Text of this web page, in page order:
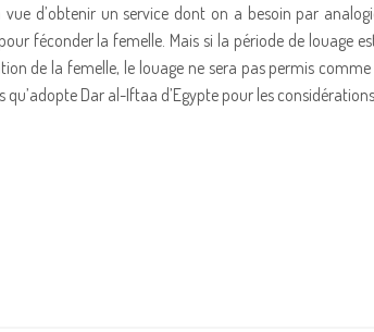
vue d’obtenir un service dont on a besoin par
féconder la femelle. Mais si la période de louage
de la femelle, le louage ne sera pas permis comme
qu’adopte Dar al-Iftaa d’Egypte pour les